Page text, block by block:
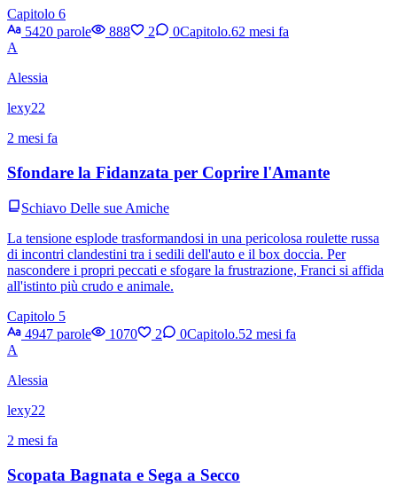
Capitolo 6
5420 parole
888 2 0Capitolo.62 mesi fa
A
Alessia
lexy22
2 mesi fa
Sfondare la Fidanzata per Coprire l'Amante
Schiavo Delle sue Amiche
La tensione esplode trasformandosi in una pericolosa roulette russa
di incontri clandestini tra i sedili dell'auto e il box doccia. Per
nascondere i propri peccati e sfogare la frustrazione, Franci si affida
all'istinto più crudo e animale.
Capitolo 5
4947 parole
1070 2 0Capitolo.52 mesi fa
A
Alessia
lexy22
2 mesi fa
Scopata Bagnata e Sega a Secco